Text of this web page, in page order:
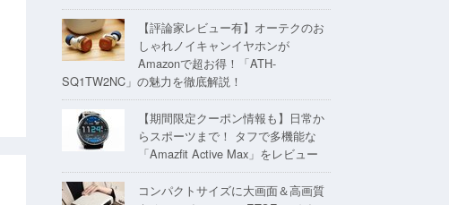
【評論家レビュー有】オーテクのお
しゃれノイキャンイヤホンが
Amazonで超お得！「ATH-
SQ1TW2NC」の魅力を徹底解説！
【期間限定クーポン情報も】日常か
らスポーツまで！ タフで多機能な
「Amazfit Active Max」をレビュー
コンパクトサイズに大画面＆高画質